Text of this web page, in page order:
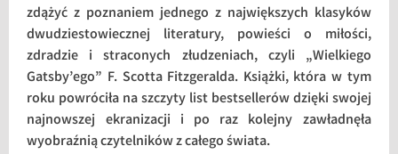
zdążyć z poznaniem jednego z największych klasyków
dwudziestowiecznej literatury, powieści o miłości,
zdradzie i straconych złudzeniach, czyli „Wielkiego
Gatsby’ego” F. Scotta Fitzgeralda. Książki, która w tym
roku powróciła na szczyty list bestsellerów dzięki swojej
najnowszej ekranizacji i po raz kolejny zawładnęła
wyobraźnią czytelników z całego świata.